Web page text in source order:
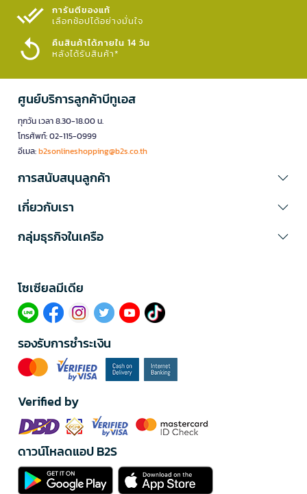
การันตีของแท้
เลือกช้อปได้อย่างมั่นใจ​
คืนสินค้าได้ภายใน 14 วัน
หลังได้รับสินค้า*
ศูนย์บริการลูกค้าบีทูเอส
ทุกวัน เวลา 8.30-18.00 น.
โทรศัพท์: 02-115-0999
อีเมล:b2sonlineshopping@b2s.co.th
การสนับสนุนลูกค้า
เกี่ยวกับเรา
กลุ่มธุรกิจในเครือ
โซเซียลมีเดีย​
รองรับการชำระเงิน
Verified by
ดาวน์โหลดแอป B2S